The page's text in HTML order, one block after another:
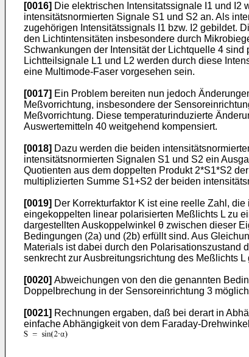
[0016] Die elektrischen Intensitatssignale I1 und I2
intensitätsnormierten Signale S1 und S2 an. Als
zugehörigen Intensitätssignals I1 bzw. I2 gebildet.
den Lichtintensitäten insbesondere durch
Schwankungen der Intensität der Lichtquelle 4
Lichtteilsignale L1 und L2 werden durch diese
eine Multimode-Faser vorgesehen sein.
[0017] Ein Problem bereiten nun jedoch
Meßvorrichtung, insbesondere der
Meßvorrichtung. Diese temperaturinduzierte
Auswertemitteln 40 weitgehend kompensiert.
[0018] Dazu werden die beiden
intensitätsnormierten Signalen S1 und S2 ein
Quotienten aus dem doppelten Produkt 2*S1*S2
multiplizierten Summe S1+S2 der beiden
[0019] Der Korrekturfaktor K ist eine reelle Zahl,
eingekoppelten linear polarisierten Meßlichts L zu
dargestellten Auskoppelwinkel θ zwischen dieser
Bedingungen (2a) und (2b) erfüllt sind. Aus
Materials ist dabei durch den Polarisationszustand
senkrecht zur Ausbreitungsrichtung des Meßlichts L
[0020] Abweichungen von den die genannten
Doppelbrechung in der Sensoreinrichtung 3
[0021] Rechnungen ergaben, daß bei derart in
einfache Abhängigkeit von dem Faraday-